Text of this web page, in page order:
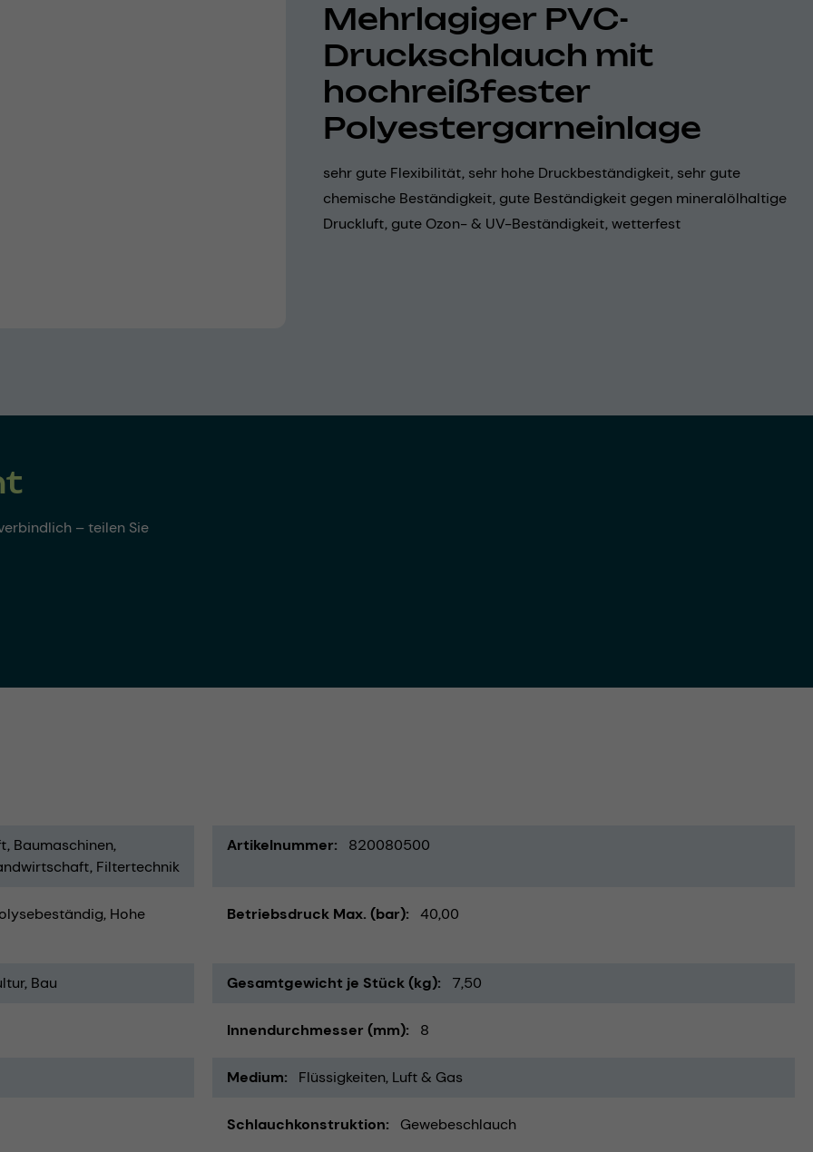
Mehrlagiger PVC-
Druckschlauch mit
hochreißfester
Polyestergarneinlage
sehr gute Flexibilität, sehr hohe Druckbeständigkeit, sehr gute
chemische Beständigkeit, gute Beständigkeit gegen mineralölhaltige
Druckluft, gute Ozon- & UV-Beständigkeit, wetterfest
– teilen Sie
Baumaschinen
Filtertechnik
Artikelnummer 820080500
Hohe
Betriebsdruck Max. (bar) 40,00
Bau Gesamtgewicht je Stück (kg) 7,50
Innendurchmesser (mm) 8
Medium Flüssigkeiten Luft & Gas
Schlauchkonstruktion Gewebeschlauch